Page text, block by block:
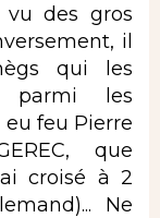
des gros
il
qui les
parmi les
feu Pierre
que
croisé à 2
Ne